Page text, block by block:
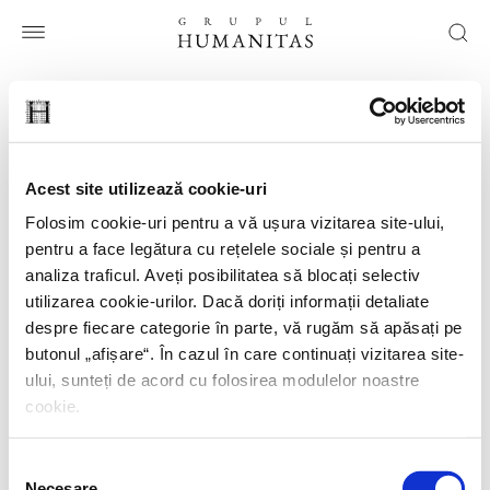
Acest site utilizează cookie-uri
Folosim cookie-uri pentru a vă ușura vizitarea site-ului,
pentru a face legătura cu rețelele sociale și pentru a
analiza traficul. Aveți posibilitatea să blocați selectiv
utilizarea cookie-urilor. Dacă doriți informații detaliate
despre fiecare categorie în parte, vă rugăm să apăsați pe
butonul „afișare“. În cazul în care continuați vizitarea site-
ului, sunteți de acord cu folosirea modulelor noastre
cookie.
Ai căutat:node
HUMANITAS
HUMANITAS FICTION